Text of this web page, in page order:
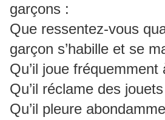
garçons :
Que ressentez-vous
garçon s’habille et se
Qu’il joue
Qu’il réclame des
Qu’il pleure